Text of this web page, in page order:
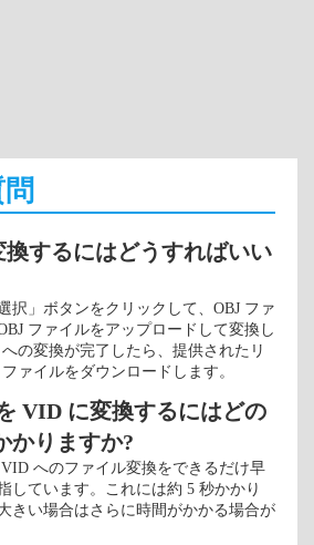
するにはどうすればいい
択」ボタンをクリックして、OBJ ファ
ファイルをアップロードして変換し
の変換が完了したら、提供されたリ
ァイルをダウンロードします。
VID に変換するにはどの
かりますか?
へのファイル変換をできるだけ早
しています。これには約 5 秒かかり
きい場合はさらに時間がかかる場合が